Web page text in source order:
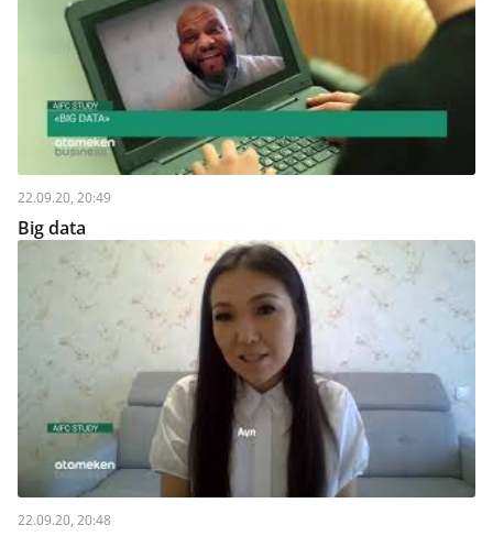
22.09.20, 20:49
Big data
22.09.20, 20:48